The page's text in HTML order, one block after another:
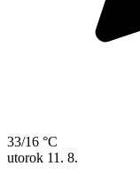
33/16 °C
utorok 11. 8.